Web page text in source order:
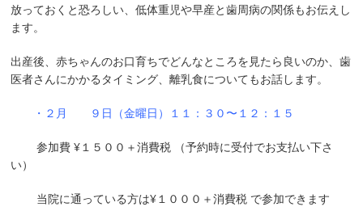
放っておくと恐ろしい、低体重児や早産と歯周病の関係もお伝えし
ます。
出産後、赤ちゃんのお口育ちでどんなところを見たら良いのか、歯
医者さんにかかるタイミング、離乳食についてもお話します。
・２月 ９日（金曜日）１１：３０〜１２：１５
参加費 ¥１５００＋消費税 （予約時に受付でお支払い下さ
い）
当院に通っている方は¥１０００＋消費税 で参加できます